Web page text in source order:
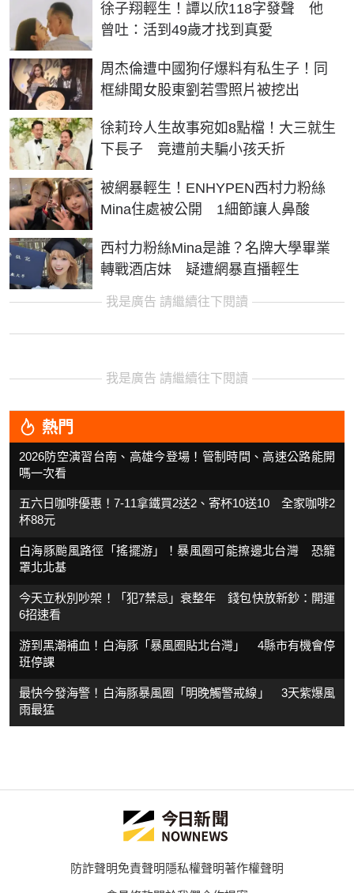
徐子翔輕生！譚以欣118字發聲 他
曾吐：活到49歲才找到真愛
周杰倫遭中國狗仔爆料有私生子！同
框緋聞女股東劉若雪照片被挖出
徐莉玲人生故事宛如8點檔！大三就生
下長子 竟遭前夫騙小孩夭折
被網暴輕生！ENHYPEN西村力粉絲
Mina住處被公開 1細節讓人鼻酸
西村力粉絲Mina是誰？名牌大學畢業
轉戰酒店妹 疑遭網暴直播輕生
我是廣告 請繼續往下閱讀
我是廣告 請繼續往下閱讀
熱門
2026防空演習台南、高雄今登場！管制時間、高速公路能開
嗎一次看
五六日咖啡優惠！7-11拿鐵買2送2、寄杯10送10 全家咖啡2
杯88元
白海豚颱風路徑「搖擺游」！暴風圈可能擦邊北台灣 恐籠
罩北北基
今天立秋別吵架！「犯7禁忌」衰整年 錢包快放新鈔：開運
6招速看
游到黑潮補血！白海豚「暴風圈貼北台灣」 4縣市有機會停
班停課
最快今發海警！白海豚暴風圈「明晚觸警戒線」 3天紫爆風
雨最猛
防詐聲明免責聲明隱私權聲明著作權聲明